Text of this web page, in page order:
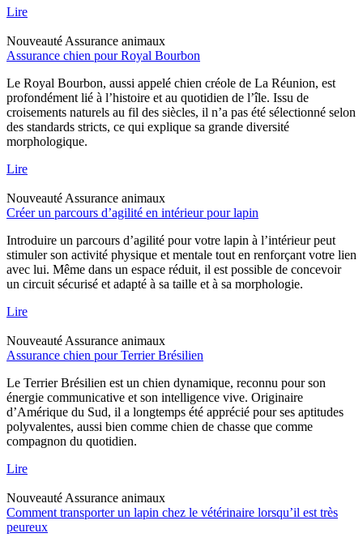
Lire
Nouveauté Assurance animaux
Assurance chien pour Royal Bourbon
Le Royal Bourbon, aussi appelé chien créole de La Réunion, est
profondément lié à l’histoire et au quotidien de l’île. Issu de
croisements naturels au fil des siècles, il n’a pas été sélectionné selon
des standards stricts, ce qui explique sa grande diversité
morphologique.
Lire
Nouveauté Assurance animaux
Créer un parcours d’agilité en intérieur pour lapin
Introduire un parcours d’agilité pour votre lapin à l’intérieur peut
stimuler son activité physique et mentale tout en renforçant votre lien
avec lui. Même dans un espace réduit, il est possible de concevoir
un circuit sécurisé et adapté à sa taille et à sa morphologie.
Lire
Nouveauté Assurance animaux
Assurance chien pour Terrier Brésilien
Le Terrier Brésilien est un chien dynamique, reconnu pour son
énergie communicative et son intelligence vive. Originaire
d’Amérique du Sud, il a longtemps été apprécié pour ses aptitudes
polyvalentes, aussi bien comme chien de chasse que comme
compagnon du quotidien.
Lire
Nouveauté Assurance animaux
Comment transporter un lapin chez le vétérinaire lorsqu’il est très
peureux